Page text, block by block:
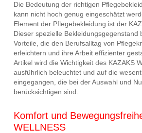
Die Bedeutung der richtigen
kann nicht hoch genug eingeschätzt
Element der Pflegebekleidung ist der
Dieser spezielle Bekleidungsgegenstand
Vorteile, die den Berufsalltag von
erleichtern und ihre Arbeit effizienter
Artikel wird die Wichtigkeit des KAZAKS
ausführlich beleuchtet und auf die
eingegangen, die bei der Auswahl und
berücksichtigen sind.
Komfort und
WELLNESS